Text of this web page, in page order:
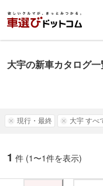
大宇の新車カタログ一
現行・最終 大宇 すべ
1 件 (1 〜1件を表示)